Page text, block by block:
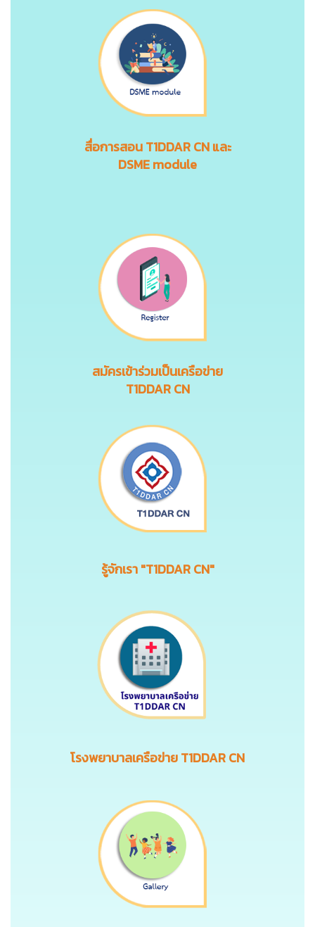
สื่อการสอนT1DDAR CNและ
DSME module
สมัครเข้าร่วมเป็นเครือข่าย
T1DDAR CN
รู้จักเรา "T1DDAR CN"
โรงพยาบาลเครือข่าย T1DDAR CN